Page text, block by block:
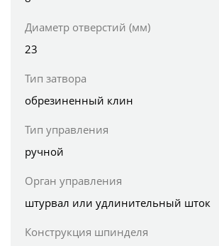
Диаметр отверстий (мм)
23
Тип затвора
обрезиненный клин
Тип управления
ручной
Орган управления
штурвал или удлинительный шток
Конструкция шпинделя